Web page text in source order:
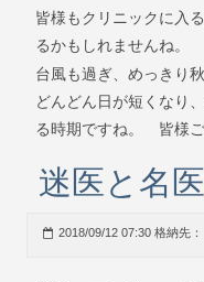
皆様もクリニックに入
るかもしれませんね。
台風も過ぎ、めっきり
どんどん日が短くなり
る時期ですね。 皆様ご
迷医と名
2018/09/12 07:30 格納先：